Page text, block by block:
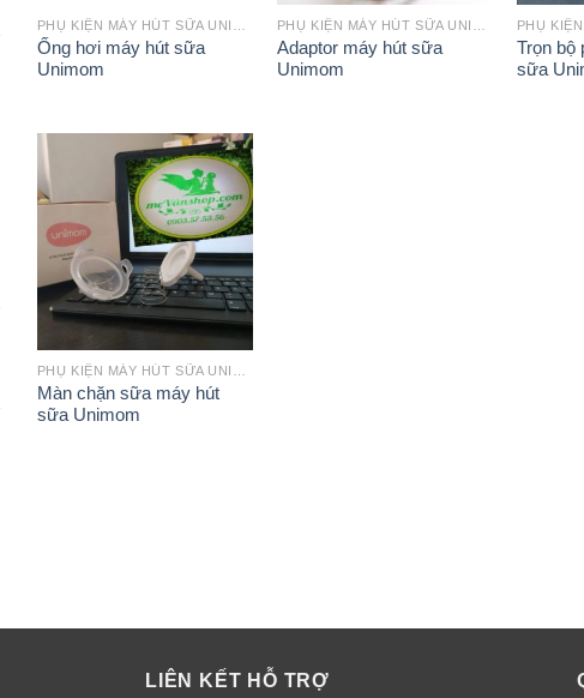
Ống hơi máy hút sữa
Unimom
Adaptor máy hút sữa
Unimom
Trọn bộ
sữa
Màn chặn sữa máy hút
sữa Unimom
LIÊN KẾT HỖ TRỢ